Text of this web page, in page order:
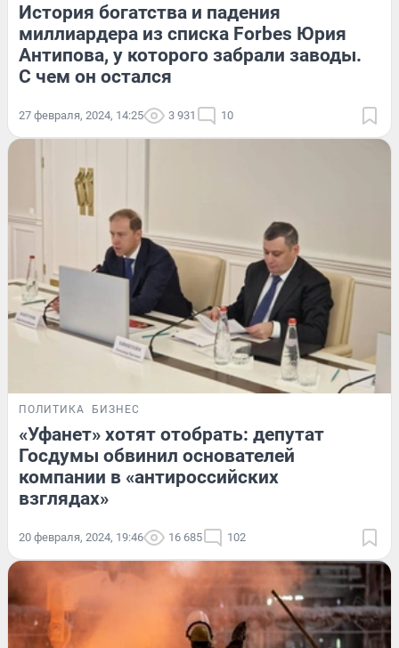
История богатства и падения
миллиардера из списка Forbes Юрия
Антипова, у которого забрали заводы.
С чем он остался
27 февраля, 2024, 14:25 3 931 10
ПОЛИТИКА БИЗНЕС
«Уфанет» хотят отобрать: депутат
Госдумы обвинил основателей
компании в «антироссийских
взглядах»
20 февраля, 2024, 19:46 16 685 102